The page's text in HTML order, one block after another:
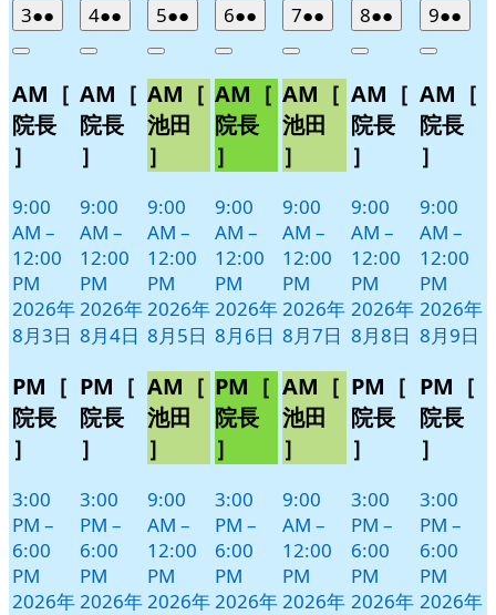
32026
年
月
3
日
●●
件
イ
ベ
Close
AM［
院長
］
9:00
AM –
12:00
PM
2026年
8月3日
PM［
院長
］
3:00
PM –
6:00
PM
2026年
42026
年
月
4
日
●●
件
イ
ベ
Close
AM［
院長
］
9:00
AM –
12:00
PM
2026年
8月4日
PM［
院長
］
3:00
PM –
6:00
PM
2026年
52026
年
月
5
日
●●
件
イ
ベ
ト)
Close
AM［
池田
］
9:00
AM –
12:00
PM
2026年
8月5日
AM［
池田
］
9:00
AM –
12:00
PM
2026年
62026
年
月
6
日
●●
件
イ
ベ
ト)
Close
AM［
院長
］
9:00
AM –
12:00
PM
2026年
8月6日
PM［
院長
］
3:00
PM –
6:00
PM
2026年
72026
年
月
7
日
●●
件
イ
ベ
ト)
Close
AM［
池田
］
9:00
AM –
12:00
PM
2026年
8月7日
AM［
池田
］
9:00
AM –
12:00
PM
2026年
82026
年
月
8
日
●●
件
イ
ベ
Close
AM［
院長
］
9:00
AM –
12:00
PM
2026年
8月8日
PM［
院長
］
3:00
PM –
6:00
PM
2026年
92026
年
月
9
日
●●
件
イ
ベ
Close
AM［
院長
］
9:00
AM –
12:00
PM
2026年
8月9日
PM［
院長
］
3:00
PM –
6:00
PM
2026年